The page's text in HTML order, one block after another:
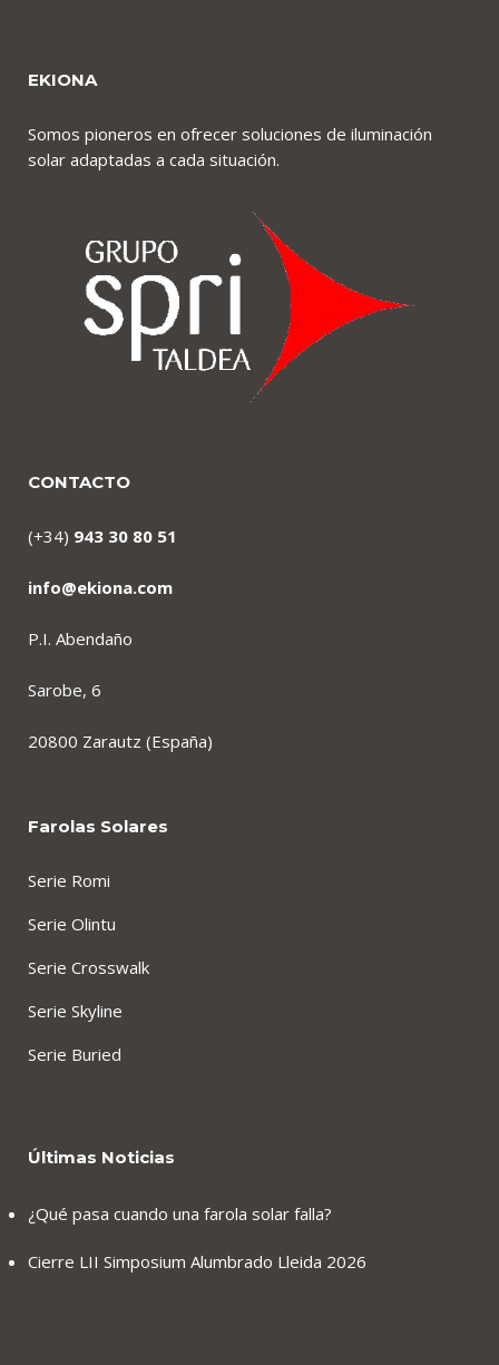
EKIONA
Somos pioneros en ofrecer soluciones de iluminación
solar adaptadas a cada situación.
CONTACTO
(+34) 943 30 80 51
info@ekiona.com
P.I. Abendaño
Sarobe, 6
20800 Zarautz (España)
Farolas Solares
Serie Romi
Serie Olintu
Serie Crosswalk
Serie Skyline
Serie Buried
Últimas Noticias
¿Qué pasa cuando una farola solar falla?
Cierre LII Simposium Alumbrado Lleida 2026